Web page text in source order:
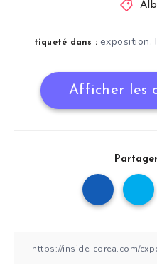
tiqueté dans : exposition,
Afficher les